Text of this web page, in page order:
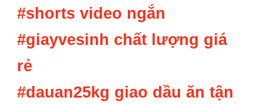
#shortsvideo ngắn
#giayvesinh chất lượng giá
rẻ
#dauan25kg giao dầu ăn tận